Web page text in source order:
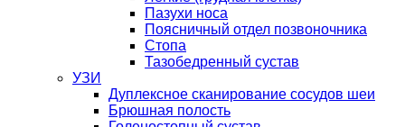
Пазухи носа
Поясничный отдел позвоночника
Стопа
Тазобедренный сустав
УЗИ
Дуплексное сканирование сосудов шеи
Брюшная полость